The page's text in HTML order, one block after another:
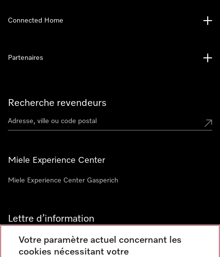
Recherche revendeurs
Miele Experience Center
Miele Experience Center Gasperich
Lettre d’information
Connected Home
Partenaires
Votre paramètre actuel concernant les
cookies nécessitant votre